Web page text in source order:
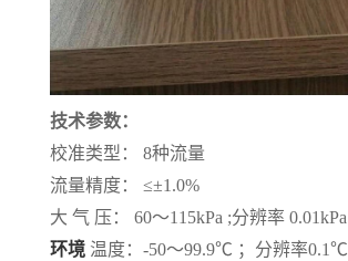
技术参数：
校准类型：
8种流量
流量精度：
≤±1.0%
大 气 压： 60～115kPa ;分辨率 0.01kPa
环境 温度： -50～99.9℃ ；分辨率0.1℃